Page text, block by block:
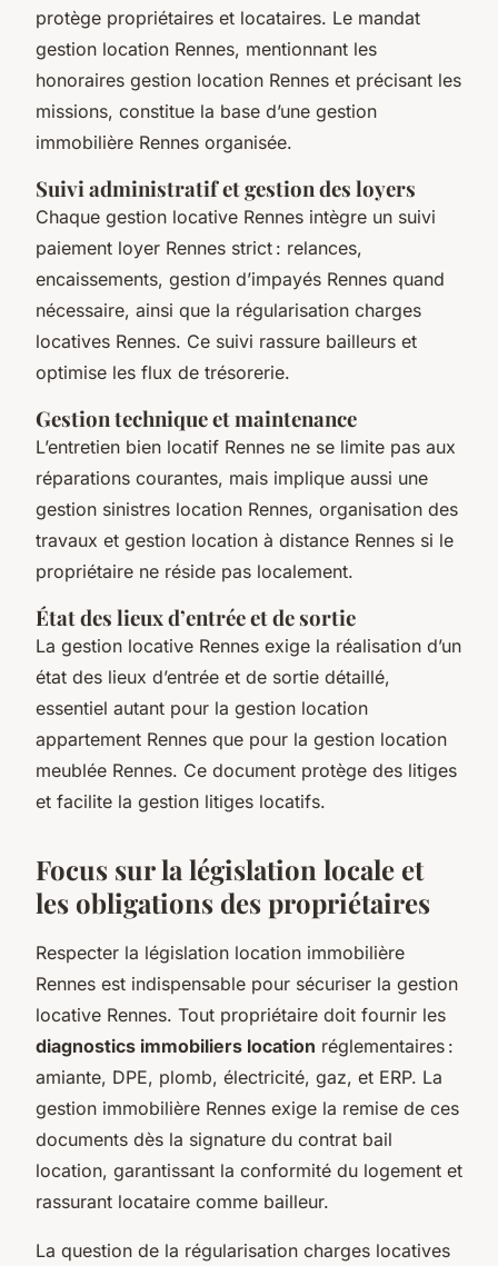
protège propriétaires et locataires. Le mandat
gestion location Rennes, mentionnant les
honoraires gestion location Rennes et précisant les
missions, constitue la base d’une gestion
immobilière Rennes organisée.
Suivi administratif et gestion des loyers
Chaque gestion locative Rennes intègre un suivi
paiement loyer Rennes strict : relances,
encaissements, gestion d’impayés Rennes quand
nécessaire, ainsi que la régularisation charges
locatives Rennes. Ce suivi rassure bailleurs et
optimise les flux de trésorerie.
Gestion technique et maintenance
L’entretien bien locatif Rennes ne se limite pas aux
réparations courantes, mais implique aussi une
gestion sinistres location Rennes, organisation des
travaux et gestion location à distance Rennes si le
propriétaire ne réside pas localement.
État des lieux d’entrée et de sortie
La gestion locative Rennes exige la réalisation d’un
état des lieux d’entrée et de sortie détaillé,
essentiel autant pour la gestion location
appartement Rennes que pour la gestion location
meublée Rennes. Ce document protège des litiges
et facilite la gestion litiges locatifs.
Focus sur la législation locale et
les obligations des propriétaires
Respecter la législation location immobilière
Rennes est indispensable pour sécuriser la gestion
locative Rennes. Tout propriétaire doit fournir les
diagnostics immobiliers location réglementaires :
amiante, DPE, plomb, électricité, gaz, et ERP. La
gestion immobilière Rennes exige la remise de ces
documents dès la signature du contrat bail
location, garantissant la conformité du logement et
rassurant locataire comme bailleur.
La question de la régularisation charges locatives